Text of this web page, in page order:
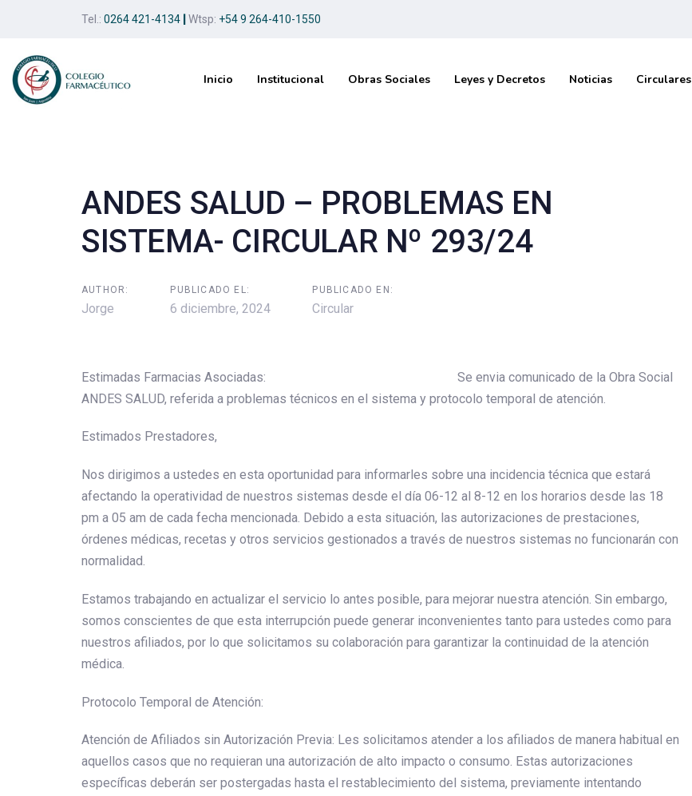
primary
navigation
Skip
Tel.: 0264 421-4134 Wtsp: +54 9 264-410-1550
Inicio Institucional Obras Sociales Leyes y Decretos Noticias Circulares
ANDES SALUD – PROBLEMAS EN
SISTEMA- CIRCULAR Nº 293/24
AUTHOR:
Jorge
PUBLICADO EL:
6 diciembre, 2024
PUBLICADO EN:
Circular
Estimadas Farmacias Asociadas: Se envia comunicado de la Obra Social
ANDES SALUD, referida a problemas técnicos en el sistema y protocolo temporal de atención.
Estimados Prestadores,
Nos dirigimos a ustedes en esta oportunidad para informarles sobre una incidencia técnica que estará
afectando la operatividad de nuestros sistemas desde el día 06-12 al 8-12 en los horarios desde las 18
pm a 05 am de cada fecha mencionada. Debido a esta situación, las autorizaciones de prestaciones,
órdenes médicas, recetas y otros servicios gestionados a través de nuestros sistemas no funcionarán con
normalidad.
Estamos trabajando en actualizar el servicio lo antes posible, para mejorar nuestra atención. Sin embargo,
somos conscientes de que esta interrupción puede generar inconvenientes tanto para ustedes como para
nuestros afiliados, por lo que solicitamos su colaboración para garantizar la continuidad de la atención
médica.
Protocolo Temporal de Atención:
Atención de Afiliados sin Autorización Previa: Les solicitamos atender a los afiliados de manera habitual en
aquellos casos que no requieran una autorización de alto impacto o consumo. Estas autorizaciones
específicas deberán ser postergadas hasta el restablecimiento del sistema, previamente intentando